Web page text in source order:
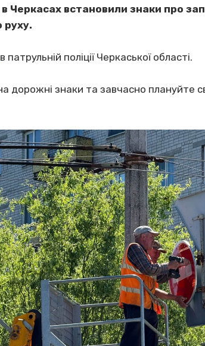
в Черкасах встановили знаки про
руху.
в патрульній поліції Черкаської області.
дорожні знаки та завчасно плануйте